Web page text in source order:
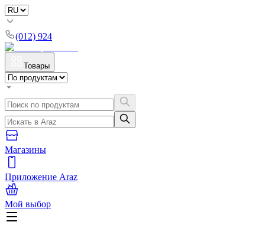
(012) 924
Товары
Магазины
Приложение Araz
Мой выбор